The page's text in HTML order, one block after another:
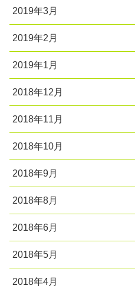
2019年3月
2019年2月
2019年1月
2018年12月
2018年11月
2018年10月
2018年9月
2018年8月
2018年6月
2018年5月
2018年4月